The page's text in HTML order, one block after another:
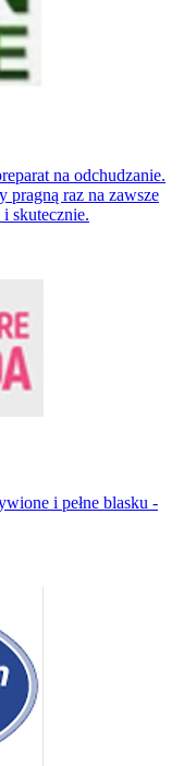
na odchudzanie.
pragną raz na zawsze
skutecznie.
i pełne blasku -